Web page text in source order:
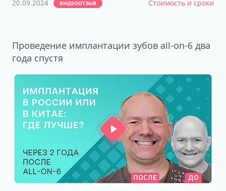
20.09.2024 ВИДЕООТЗЫВ Стоимость и сроки
Проведение имплантации зубов all-on-6 два
года спустя